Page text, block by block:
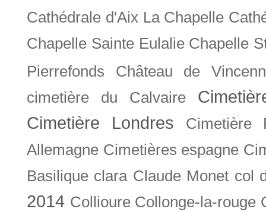
Cathédrale d'Aix La Chapelle
Chapelle Sainte Eulalie Chapelle
Pierrefonds
Château de
cimetière du Calvaire
Cimetière Londres
Cimetière
Allemagne Cimetières espagne
Basilique clara Claude Monet col
2014 Collioure Collonge-la-rouge